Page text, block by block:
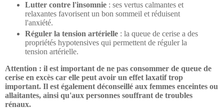
Lutter contre l'insomnie: ses vertus calmantes et
relaxantes favorisent un bon sommeil et réduisent
l'anxiété.
Réguler la tension artérielle: la queue de cerise a des
propriétés hypotensives qui permettent de réguler la
tension artérielle.
Attention : il est important de ne pas consommer de queue de
cerise en excès car elle peut avoir un effet laxatif trop
important. Il est également déconseillé aux femmes enceintes ou
allaitantes, ainsi qu'aux personnes souffrant de troubles
rénaux.